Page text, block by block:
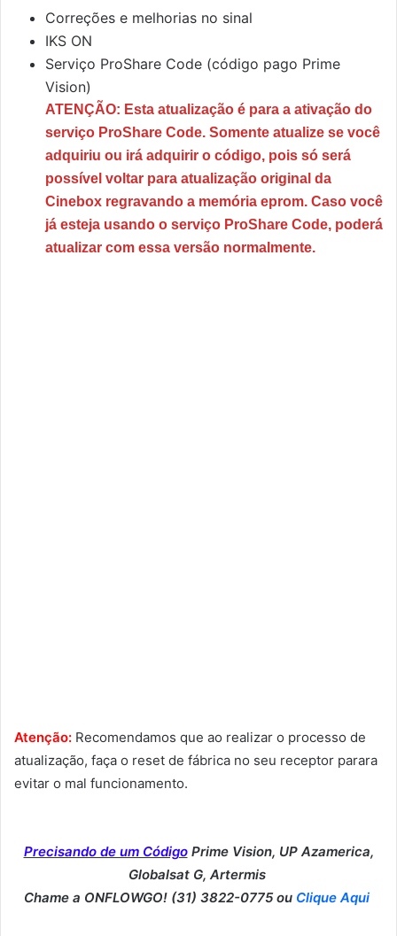
Correções e melhorias no sinal
IKS ON
Serviço ProShare Code (código pago Prime
Vision)
ATENÇÃO: Esta atualização é para a ativação do
serviço ProShare Code. Somente atualize se você
adquiriu ou irá adquirir o código, pois só será
possível voltar para atualização original da
Cinebox regravando a memória eprom. Caso você
já esteja usando o serviço ProShare Code, poderá
atualizar com essa versão normalmente.
Atenção: Recomendamos que ao realizar o processo de
atualização, faça o reset de fábrica no seu receptor parara
evitar o mal funcionamento.
Precisando de um Código Prime Vision, UP Azamerica,
Globalsat G, Artermis
Chame a ONFLOWGO! (31) 3822-0775 ou Clique Aqui